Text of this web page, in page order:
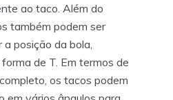
ao taco. Além do
também podem ser
posição da bola,
de T. Em termos de
os tacos podem